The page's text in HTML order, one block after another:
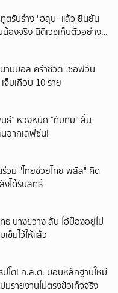
ตรับร่าง "ฮลุน" แล้ว ยืนยัน
งจริง นิติเวชเก็บตัวอย่าง
ยาศาสตร์ที่จำเป็นตรวจ
ามบอล คร่าชีวิต "ซอฟวัน
จ็บเกือบ 10 ราย
นธ์” หวงหนัก “ทับทิม” ลั่น
ฉากเลิฟซีน!
วม "ไทยช่วยไทย พลัส" คิด
งได้รับสิทธิ์
บางขวาง ลั่น ไอ้ป๋องอยู่ไป
ข็มไว้ให้แล้ว
ปโต! ก.ล.ต. มอบหลักฐานใหม่
รายงานไม่ตรงข้อเท็จจริง